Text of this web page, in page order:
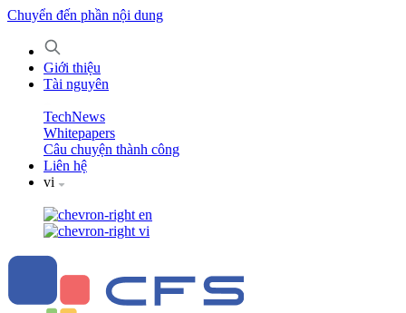
Chuyển đến phần nội dung
Giới thiệu
Tài nguyên
TechNews
Whitepapers
Câu chuyện thành công
Liên hệ
vi
en
vi